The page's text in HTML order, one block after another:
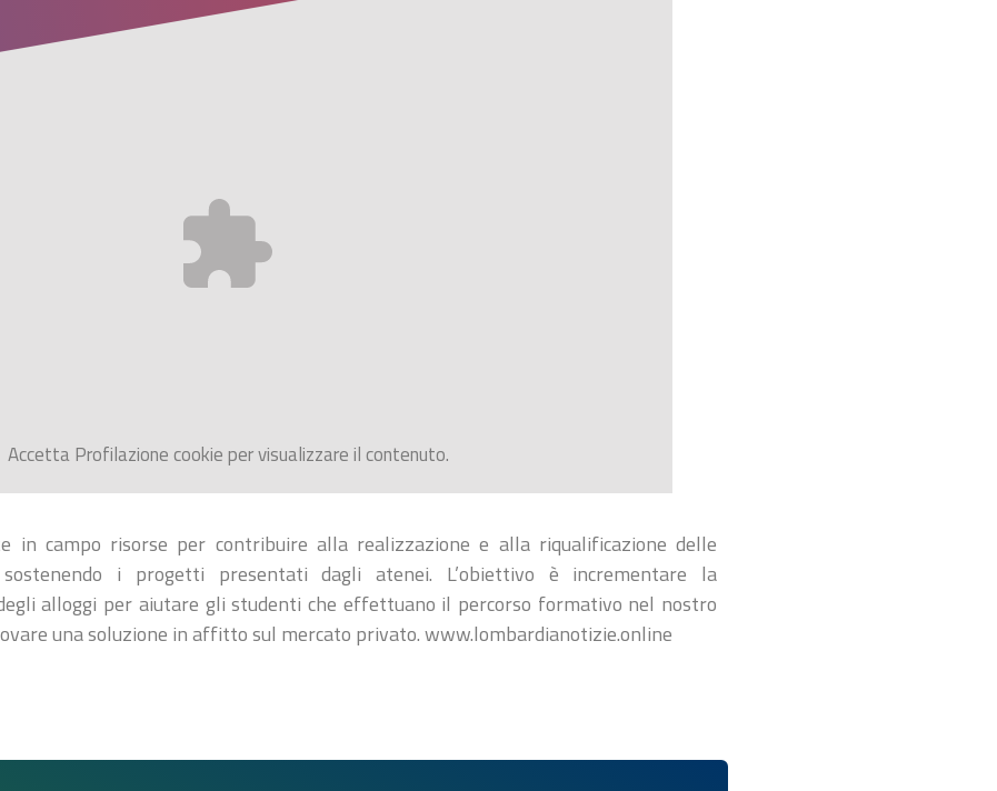
AccettaProfilazionecookie per visualizzare il contenuto.
in campo risorse per contribuire alla realizzazione e alla riqualificazione delle
sostenendo i progetti presentati dagli atenei. L’obiettivo è incrementare la
alloggi per aiutare gli studenti che effettuano il percorso formativo nel nostro
una soluzione in affitto sul mercato privato. www.lombardianotizie.online